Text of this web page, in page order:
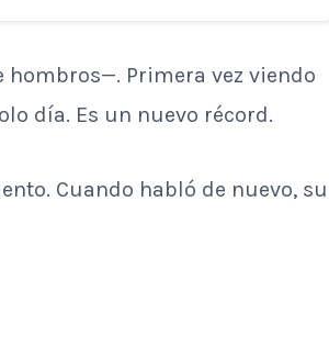
hombros—. Primera vez viendo
día. Es un nuevo récord.
Cuando habló de nuevo, su